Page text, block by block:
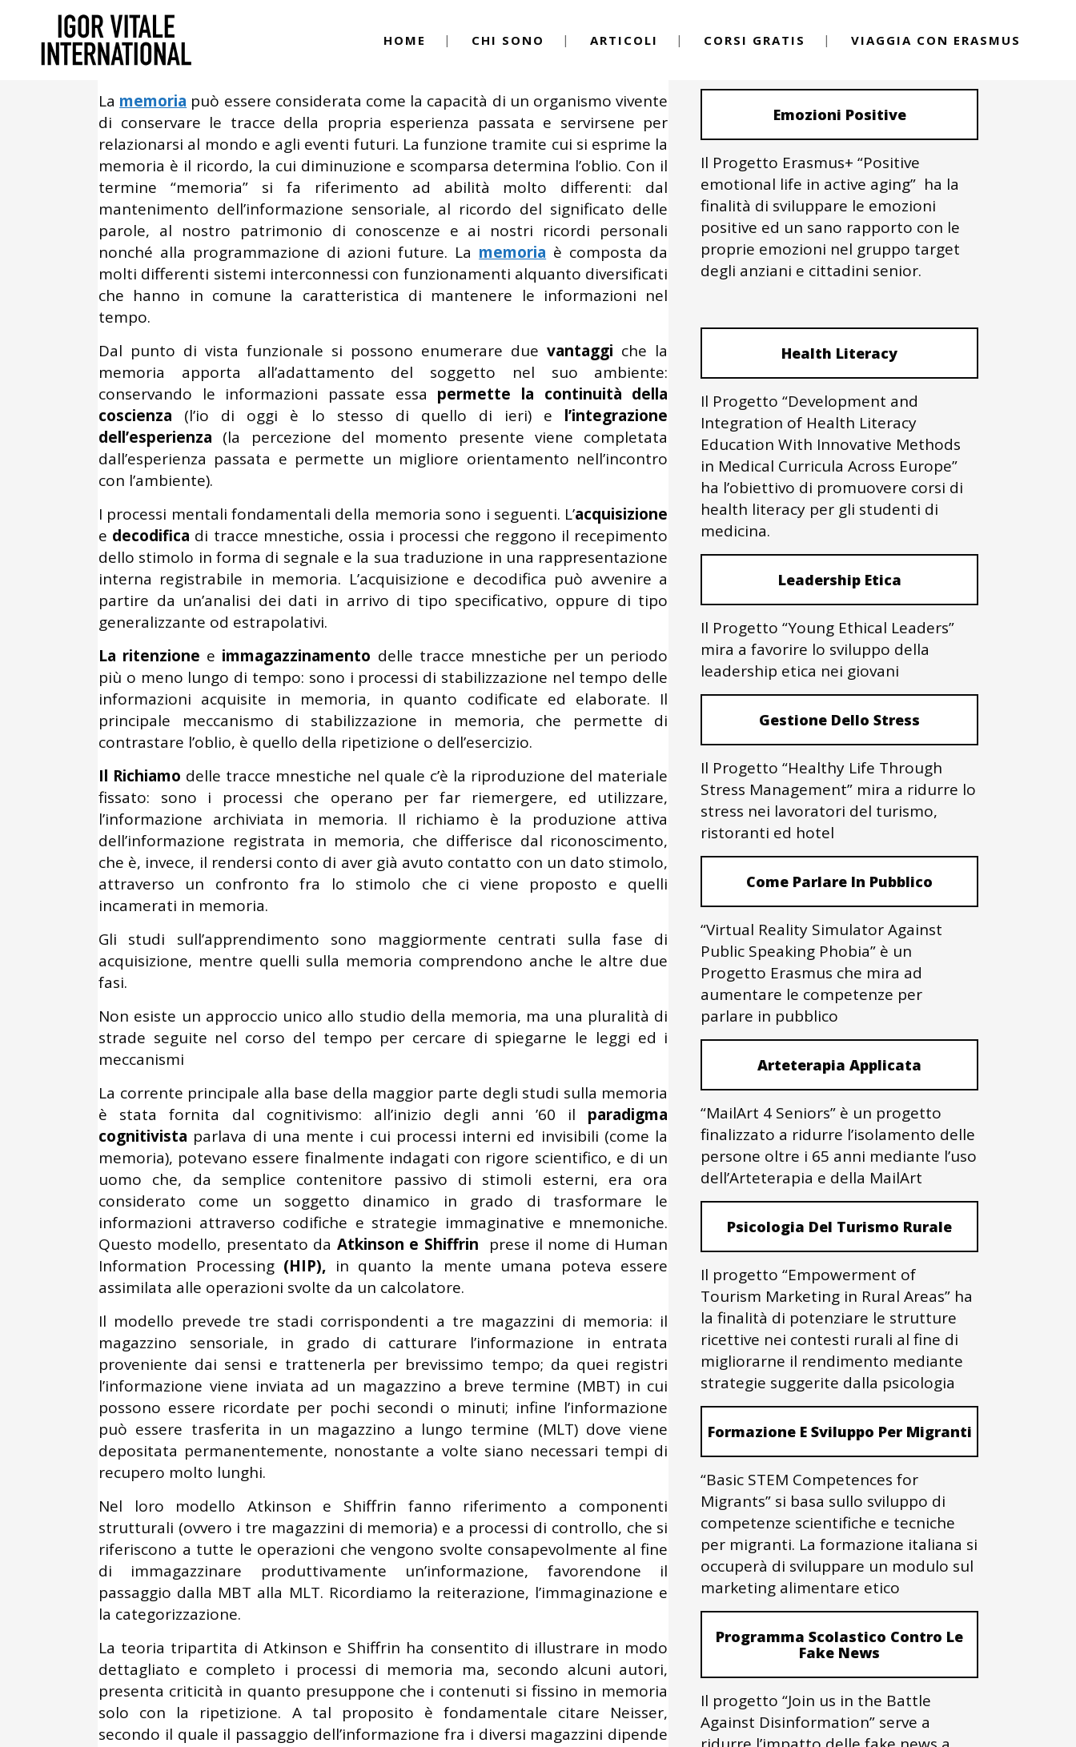
HOME CHI SONO ARTICOLI CORSI GRATIS VIAGGIA CON ERASMUS
Marzo 31, 2015 By Igor Vitale
Memoria: una definizione in psicologia
La memoria può essere considerata come la capacità di un organismo vivente
di conservare le tracce della propria esperienza passata e servirsene per
relazionarsi al mondo e agli eventi futuri. La funzione tramite cui si esprime la
memoria è il ricordo, la cui diminuzione e scomparsa determina l’oblio. Con il
termine “memoria” si fa riferimento ad abilità molto differenti: dal
mantenimento dell’informazione sensoriale, al ricordo del significato delle
parole, al nostro patrimonio di conoscenze e ai nostri ricordi personali
nonché alla programmazione di azioni future. La memoria è composta da
molti differenti sistemi interconnessi con funzionamenti alquanto diversificati
che hanno in comune la caratteristica di mantenere le informazioni nel
tempo.
Dal punto di vista funzionale si possono enumerare duevantaggi che la
memoria apporta all’adattamento del soggetto nel suo ambiente:
conservando le informazioni passate essa permette la continuità della
coscienza (l’io di oggi è lo stesso di quello di ieri) e l’integrazione
dell’esperienza (la percezione del momento presente viene completata
dall’esperienza passata e permette un migliore orientamento nell’incontro
con l’ambiente).
I processi mentali fondamentali della memoria sono i seguenti. L’acquisizione
e decodifica di tracce mnestiche, ossia i processi che reggono il recepimento
dello stimolo in forma di segnale e la sua traduzione in una rappresentazione
interna registrabile in memoria. L’acquisizione e decodifica può avvenire a
partire da un’analisi dei dati in arrivo di tipo specificativo, oppure di tipo
generalizzante od estrapolativi.
La ritenzione e immagazzinamento delle tracce mnestiche per un periodo
più o meno lungo di tempo: sono i processi di stabilizzazione nel tempo delle
informazioni acquisite in memoria, in quanto codificate ed elaborate. Il
principale meccanismo di stabilizzazione in memoria, che permette di
contrastare l’oblio, è quello della ripetizione o dell’esercizio.
Il Richiamo delle tracce mnestiche nel quale c’è la riproduzione del materiale
fissato: sono i processi che operano per far riemergere, ed utilizzare,
l’informazione archiviata in memoria. Il richiamo è la produzione attiva
dell’informazione registrata in memoria, che differisce dal riconoscimento,
che è, invece, il rendersi conto di aver già avuto contatto con un dato stimolo,
attraverso un confronto fra lo stimolo che ci viene proposto e quelli
incamerati in memoria.
Gli studi sull’apprendimento sono maggiormente centrati sulla fase di
acquisizione, mentre quelli sulla memoria comprendono anche le altre due
fasi.
Non esiste un approccio unico allo studio della memoria, ma una pluralità di
strade seguite nel corso del tempo per cercare di spiegarne le leggi ed i
meccanismi
La corrente principale alla base della maggior parte degli studi sulla memoria
è stata fornita dal cognitivismo: all’inizio degli anni ’60 il paradigma
cognitivista parlava di una mente i cui processi interni ed invisibili (come la
memoria), potevano essere finalmente indagati con rigore scientifico, e di un
uomo che, da semplice contenitore passivo di stimoli esterni, era ora
considerato come un soggetto dinamico in grado di trasformare le
informazioni attraverso codifiche e strategie immaginative e mnemoniche.
Questo modello, presentato da Atkinson e Shiffrin prese il nome di Human
Information Processing(HIP), in quanto la mente umana poteva essere
assimilata alle operazioni svolte da un calcolatore.
Il modello prevede tre stadi corrispondenti a tre magazzini di memoria: il
magazzino sensoriale, in grado di catturare l’informazione in entrata
proveniente dai sensi e trattenerla per brevissimo tempo; da quei registri
l’informazione viene inviata ad un magazzino a breve termine (MBT) in cui
possono essere ricordate per pochi secondi o minuti; infine l’informazione
può essere trasferita in un magazzino a lungo termine (MLT) dove viene
depositata permanentemente, nonostante a volte siano necessari tempi di
recupero molto lunghi.
Nel loro modello Atkinson e Shiffrin fanno riferimento a componenti
strutturali (ovvero i tre magazzini di memoria) e a processi di controllo, che si
riferiscono a tutte le operazioni che vengono svolte consapevolmente al fine
di immagazzinare produttivamente un’informazione, favorendone il
passaggio dalla MBT alla MLT. Ricordiamo la reiterazione, l’immaginazione e
la categorizzazione.
La teoria tripartita di Atkinson e Shiffrin ha consentito di illustrare in modo
dettagliato e completo i processi di memoria ma, secondo alcuni autori,
presenta criticità in quanto presuppone che i contenuti si fissino in memoria
solo con la ripetizione. A tal proposito è fondamentale citare Neisser,
secondo il quale il passaggio dell’informazione fra i diversi magazzini dipende
Emozioni Positive
Il Progetto Erasmus+ “Positive
emotional life in active aging” ha la
finalità di sviluppare le emozioni
positive ed un sano rapporto con le
proprie emozioni nel gruppo target
degli anziani e cittadini senior.
Health Literacy
Il Progetto “Development and
Integration of Health Literacy
Education With Innovative Methods
in Medical Curricula Across Europe”
ha l’obiettivo di promuovere corsi di
health literacy per gli studenti di
medicina.
Leadership Etica
Il Progetto “Young Ethical Leaders”
mira a favorire lo sviluppo della
leadership etica nei giovani
Gestione Dello Stress
Il Progetto “Healthy Life Through
Stress Management” mira a ridurre lo
stress nei lavoratori del turismo,
ristoranti ed hotel
Come Parlare In Pubblico
“Virtual Reality Simulator Against
Public Speaking Phobia” è un
Progetto Erasmus che mira ad
aumentare le competenze per
parlare in pubblico
Arteterapia Applicata
“MailArt 4 Seniors” è un progetto
finalizzato a ridurre l’isolamento delle
persone oltre i 65 anni mediante l’uso
dell’Arteterapia e della MailArt
Psicologia Del Turismo Rurale
Il progetto “Empowerment of
Tourism Marketing in Rural Areas” ha
la finalità di potenziare le strutture
ricettive nei contesti rurali al fine di
migliorarne il rendimento mediante
strategie suggerite dalla psicologia
Formazione E Sviluppo Per Migranti
“Basic STEM Competences for
Migrants” si basa sullo sviluppo di
competenze scientifiche e tecniche
per migranti. La formazione italiana si
occuperà di sviluppare un modulo sul
marketing alimentare etico
Programma Scolastico Contro Le
Fake News
Il progetto “Join us in the Battle
Against Disinformation” serve a